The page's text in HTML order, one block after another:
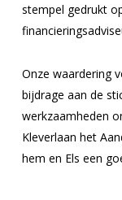
stempel gedrukt
Onze waardering
bijdrage aan de
werkzaamheden
Kleverlaan het
hem en Els een